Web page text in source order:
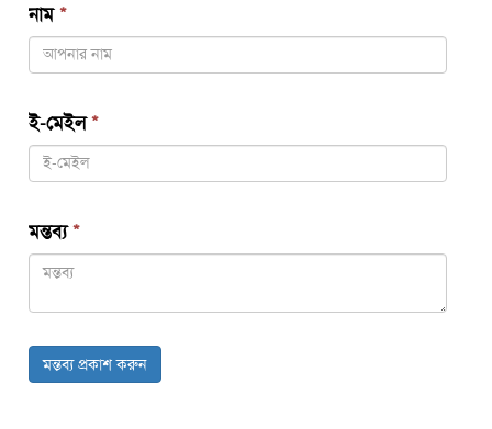
নাম*
ই-মেইল*
মন্তব্য*
মন্তব্য প্রকাশ করুন